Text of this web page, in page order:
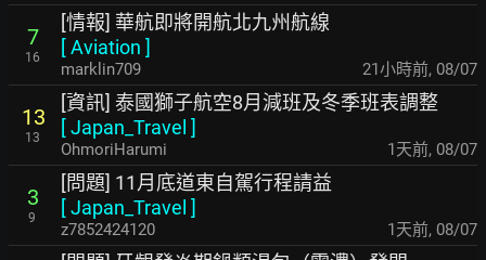
7
16
[情報] 華航即將開航北九州航線
[Aviation ]
marklin709 21小時前, 08/07
13
13
[資訊] 泰國獅子航空8月減班及冬季班表調整
[Japan_Travel ]
OhmoriHarumi 1天前, 08/07
3
9
[問題] 11月底道東自駕行程請益
[Japan_Travel ]
z7852424120 1天前, 08/07